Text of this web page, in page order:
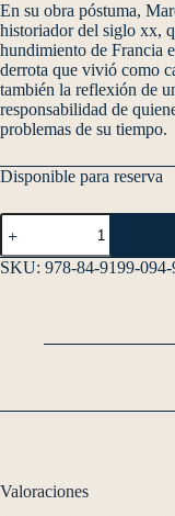
En su obra póstuma,
historiador del siglo xx,
hundimiento de Francia
derrota que vivió como
también la reflexión de
responsabilidad de
problemas de su tiempo.
Disponible para reserva
SKU: 978-84-9199-094-
Valoraciones